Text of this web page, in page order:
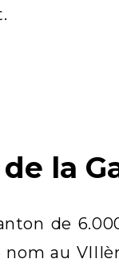
la
de
au